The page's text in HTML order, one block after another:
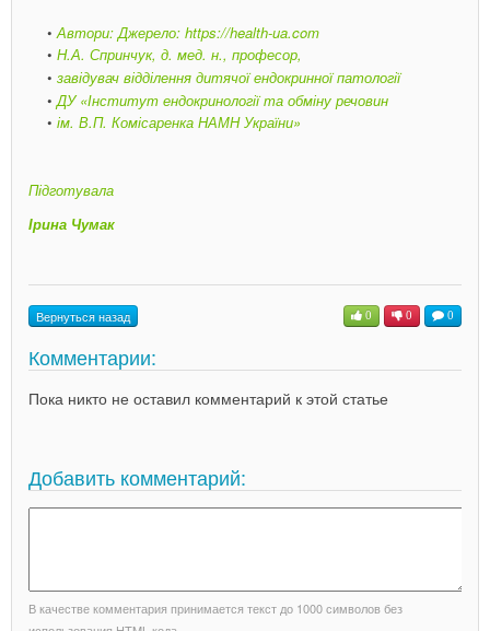
Автори: Джерело: https://health-ua.com
Н.А. Спринчук, д. мед. н., професор,
завідувач відділення дитячої ендокринної патології
ДУ «Інститут ендо­кринології та обміну речовин
ім. В.П. Комісаренка НАМН України»
Підготувала
Ірина Чумак
Вернуться назад 0 0 0
Комментарии:
Пока никто не оставил комментарий к этой статье
Добавить комментарий:
В качестве комментария принимается текст до 1000 символов без